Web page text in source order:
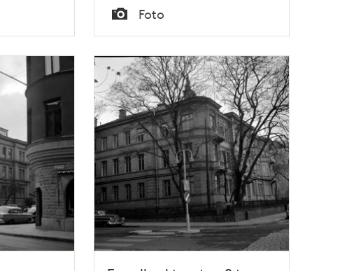
Tid
Typ
Foto